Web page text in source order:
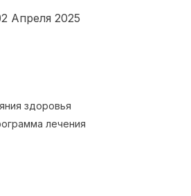
Апреля 2025
здоровья
лечения